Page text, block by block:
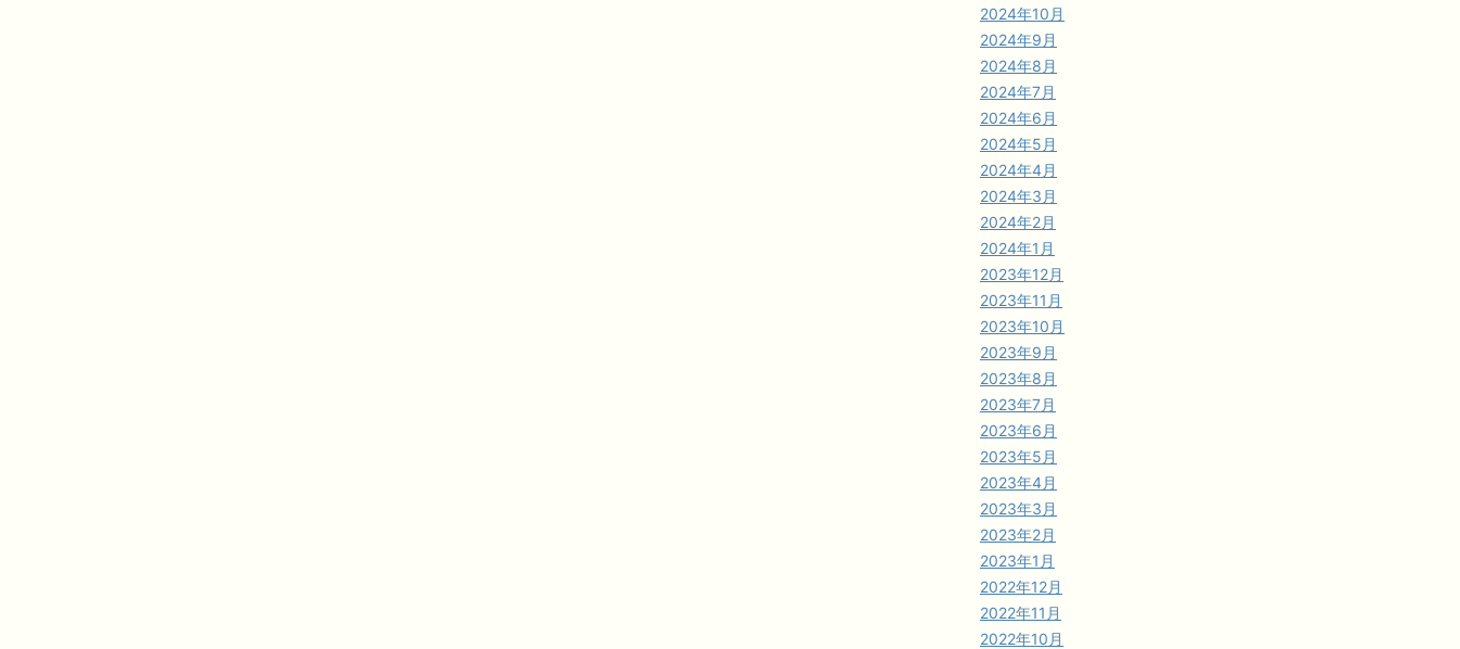
2024年10月
2024年9月
2024年8月
2024年7月
2024年6月
2024年5月
2024年4月
2024年3月
2024年2月
2024年1月
2023年12月
2023年11月
2023年10月
2023年9月
2023年8月
2023年7月
2023年6月
2023年5月
2023年4月
2023年3月
2023年2月
2023年1月
2022年12月
2022年11月
2022年10月